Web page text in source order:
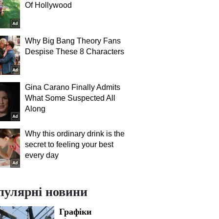
Of Hollywood
Why Big Bang Theory Fans
Despise These 8 Characters
Gina Carano Finally Admits
What Some Suspected All
Along
Why this ordinary drink is the
secret to feeling your best
every day
новини
Графіки